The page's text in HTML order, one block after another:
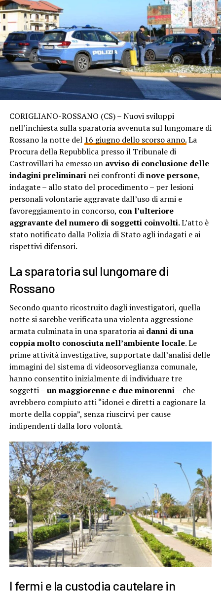
CORIGLIANO-ROSSANO (CS) – Nuovi sviluppi
nell’inchiesta sulla sparatoria avvenuta sul lungomare di
Rossano la notte del 16 giugno dello scorso anno.La
Procura della Repubblica presso il Tribunale di
Castrovillari ha emesso unavviso di conclusione delle
indagini preliminarinei confronti dinove persone,
indagate – allo stato del procedimento – per lesioni
personali volontarie aggravate dall’uso di armi e
favoreggiamento in concorso, con l’ulteriore
aggravante del numero di soggetti coinvolti.L’atto è
stato notificato dalla Polizia di Stato agli indagati e ai
rispettivi difensori.
La sparatoria sul lungomare di
Rossano
Secondo quanto ricostruito dagli investigatori, quella
notte si sarebbe verificata una violenta aggressione
armata culminata in una sparatoria ai danni di una
coppiamolto conosciuta nell’ambiente locale. Le
prime attività investigative, supportate dall’analisi delle
immagini del sistema di videosorveglianza comunale,
hanno consentito inizialmente di individuare tre
soggetti –un maggiorenne e due minorenni– che
avrebbero compiuto atti “idonei e diretti a cagionare la
morte della coppia”, senza riuscirvi per cause
indipendenti dalla loro volontà.
I fermi e la custodia cautelare in